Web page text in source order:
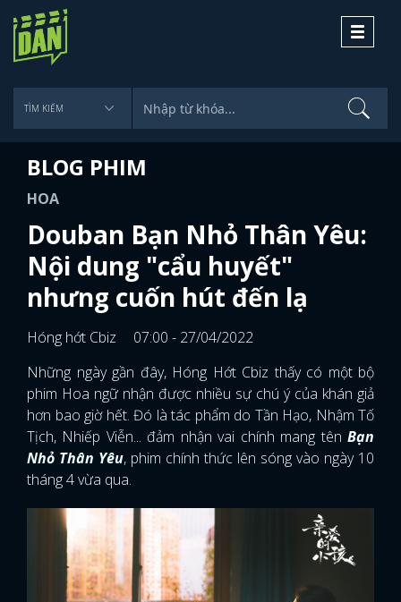
Toggle
BLOG PHIM
HOA
Douban Bạn Nhỏ Thân Yêu:
Nội dung "cẩu huyết"
nhưng cuốn hút đến lạ
Hóng hớt Cbiz
07:00 - 27/04/2022
Những ngày gần đây, Hóng Hớt Cbiz thấy có một bộ
phim Hoa ngữ nhận được nhiều sự chú ý của khán giả
hơn bao giờ hết. Đó là tác phẩm do Tần Hạo, Nhậm Tố
Tịch, Nhiếp Viễn... đảm nhận vai chính mang tên Bạn
Nhỏ Thân Yêu, phim chính thức lên sóng vào ngày 10
tháng 4 vừa qua.